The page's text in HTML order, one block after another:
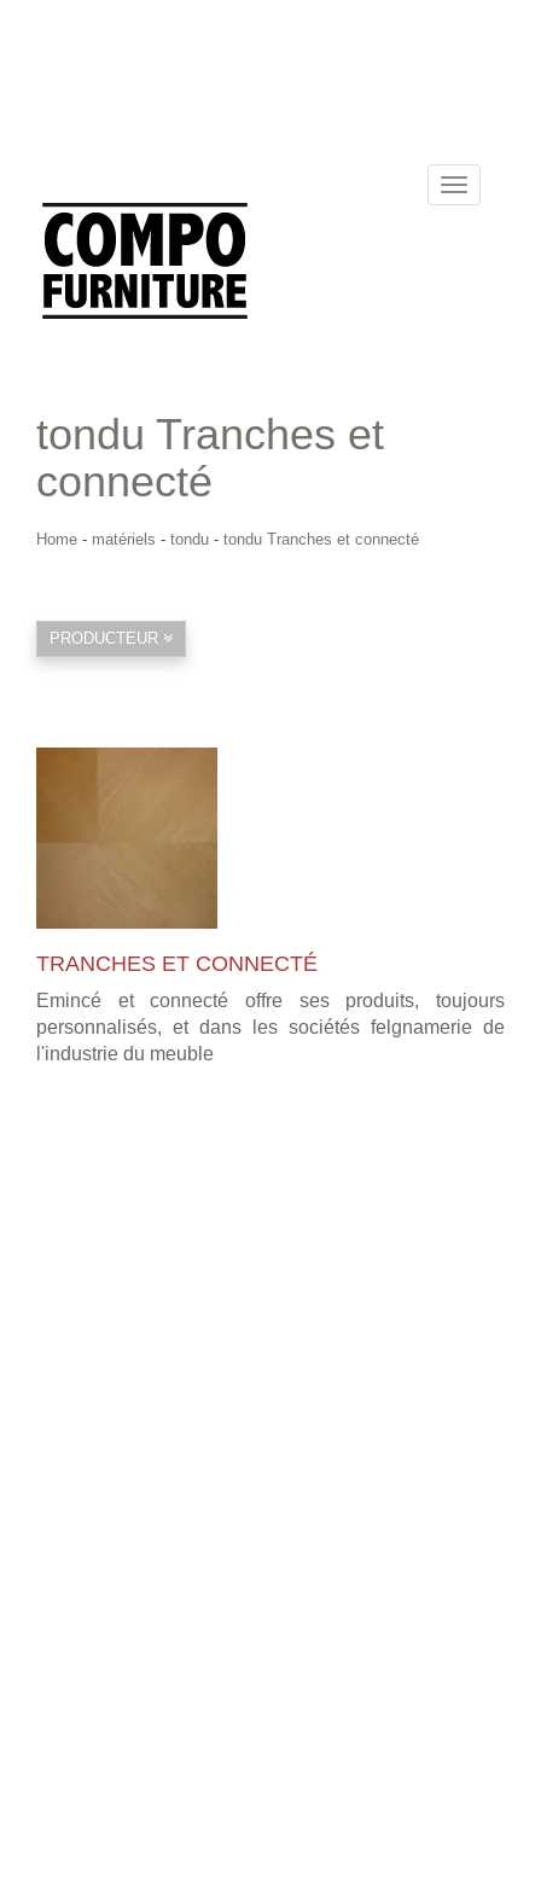
Toggle
navigation
tondu Tranches et
connecté
Home - matériels - tondu - tondu Tranches et connecté
PRODUCTEUR
TRANCHES ET CONNECTÉ
Emincé et connecté offre ses produits, toujours
personnalisés, et dans les sociétés felgnamerie de
l'industrie du meuble